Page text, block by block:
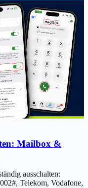
Mailbox &
ausschalten:
Telekom, Vodafone,